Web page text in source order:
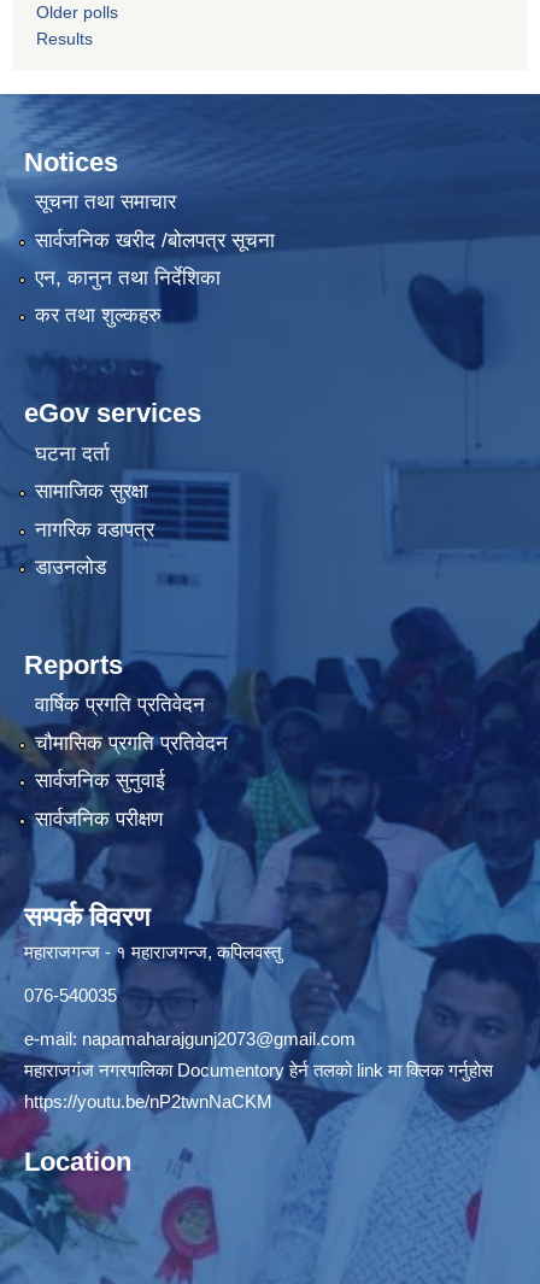
Older polls
Results
Notices
सूचना तथा समाचार
सार्वजनिक खरीद /बोलपत्र सूचना
एन, कानुन तथा निर्देशिका
कर तथा शुल्कहरु
eGov services
घटना दर्ता
सामाजिक सुरक्षा
नागरिक वडापत्र
डाउनलोड
Reports
वार्षिक प्रगति प्रतिवेदन
चौमासिक प्रगति प्रतिवेदन
सार्वजनिक सुनुवाई
सार्वजनिक परीक्षण
सम्पर्क विवरण
महाराजगन्ज - १ महाराजगन्ज, कपिलवस्तु
076-540035
e-mail: napamaharajgunj2073@gmail.com
महाराजगंज नगरपालिका Documentory हेर्न तलको link मा क्लिक गर्नुहोस
https://youtu.be/nP2twnNaCKM
Location